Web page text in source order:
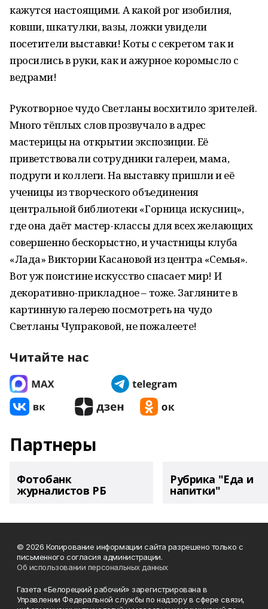
кажутся настоящими. А какой рог изобилия,
ковши, шкатулки, вазы, ложки увидели
посетители выставки! Коты с секретом так и
просились в руки, как и ажурное коромысло с
ведрами!
Рукотворное чудо Светланы восхитило зрителей.
Много тёплых слов прозвучало в адрес
мастерицы на открытии экспозиции. Её
приветствовали сотрудники галереи, мама,
подруги и коллеги. На выставку пришли и её
ученицы из творческого объединения
центральной библиотеки «Горница искусниц»,
где она даёт мастер-классы для всех желающих
совершенно бескорыстно, и участницы клуба
«Лада» Виктории Касановой из центра «Семья».
Вот уж поистине искусство спасает мир! И
декоративно-прикладное – тоже. Загляните в
картинную галерею посмотреть на чудо
Светланы Чупраковой, не пожалеете!
Читайте нас
Партнеры
Фотобанк
журналистов РБ
Рубрика "Еда и
напитки"
© 2026 Копирование информации сайта разрешено только с
письменного согласия администрации.
Об использовании персональных данных
Газета «Белорецкий рабочий» зарегистрирована в
Управлении Федеральной службы по надзору в сфере связи,